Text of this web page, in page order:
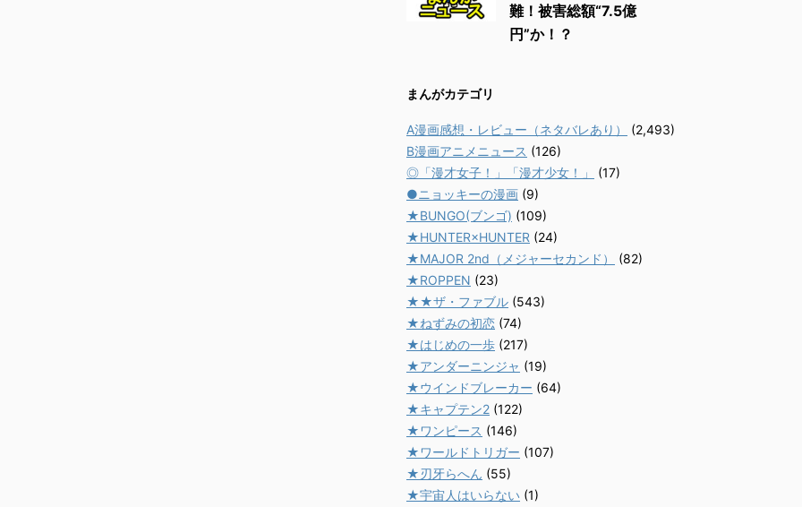
難！被害総額“7.5億
円”か！？
まんがカテゴリ
A漫画感想・レビュー（ネタバレあり）
(2,493)
B漫画アニメニュース (126)
◎「漫才女子！」「漫才少女！」
(17)
●ニョッキーの漫画 (9)
★BUNGO(ブンゴ) (109)
★HUNTER×HUNTER (24)
★MAJOR 2nd（メジャーセカンド）
(82)
★ROPPEN (23)
★★ザ・ファブル (543)
★ねずみの初恋 (74)
★はじめの一歩 (217)
★アンダーニンジャ (19)
★ウインドブレーカー (64)
★キャプテン2 (122)
★ワンピース (146)
★ワールドトリガー (107)
★刃牙らへん (55)
★宇宙人はいらない (1)